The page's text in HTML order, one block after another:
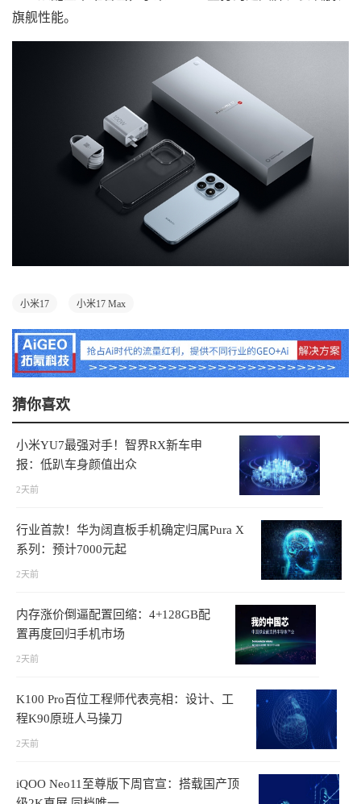
旗舰性能。
小米17 小米17 Max
猜你喜欢
小米YU7最强对手！智界RX新车申
报：低趴车身颜值出众
2天前
行业首款！华为阔直板手机确定归属Pura X
系列：预计7000元起
2天前
内存涨价倒逼配置回缩：4+128GB配
置再度回归手机市场
2天前
K100 Pro百位工程师代表亮相：设计、工
程K90原班人马操刀
2天前
iQOO Neo11至尊版下周官宣：搭载国产顶